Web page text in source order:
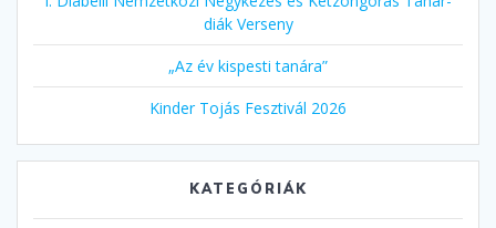
diák Verseny
„Az év kispesti tanára”
Kinder Tojás Fesztivál 2026
KATEGÓRIÁK